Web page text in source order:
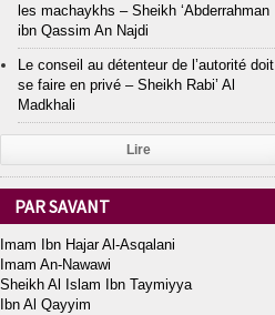
les machaykhs – Sheikh ‘Abderrahman
ibn Qassim An Najdi
Le conseil au détenteur de l’autorité doit
se faire en privé – Sheikh Rabi’ Al
Madkhali
Lire
PAR SAVANT
Imam Ibn Hajar Al-Asqalani
Imam An-Nawawi
Sheikh Al Islam Ibn Taymiyya
Ibn Al Qayyim